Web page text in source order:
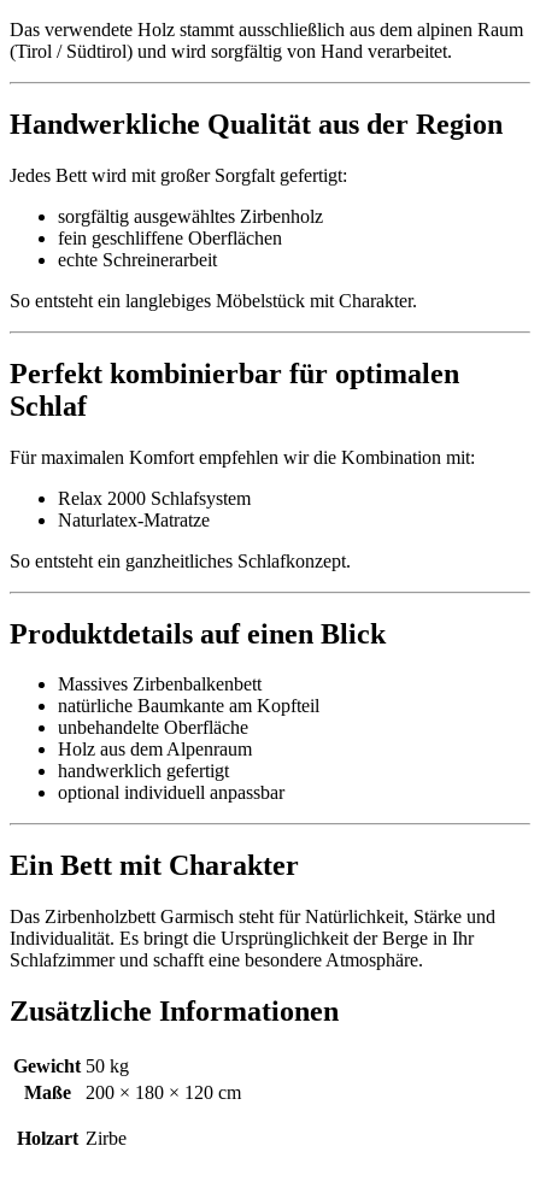
Das verwendete Holz stammt ausschließlich aus dem alpinen Raum
(Tirol / Südtirol) und wird sorgfältig von Hand verarbeitet.
Handwerkliche Qualität aus der Region
Jedes Bett wird mit großer Sorgfalt gefertigt:
sorgfältig ausgewähltes Zirbenholz
fein geschliffene Oberflächen
echte Schreinerarbeit
So entsteht ein langlebiges Möbelstück mit Charakter.
Perfekt kombinierbar für optimalen
Schlaf
Für maximalen Komfort empfehlen wir die Kombination mit:
Relax 2000 Schlafsystem
Naturlatex-Matratze
So entsteht ein ganzheitliches Schlafkonzept.
Produktdetails auf einen Blick
Massives Zirbenbalkenbett
natürliche Baumkante am Kopfteil
unbehandelte Oberfläche
Holz aus dem Alpenraum
handwerklich gefertigt
optional individuell anpassbar
Ein Bett mit Charakter
Das Zirbenholzbett Garmisch steht für Natürlichkeit, Stärke und
Individualität. Es bringt die Ursprünglichkeit der Berge in Ihr
Schlafzimmer und schafft eine besondere Atmosphäre.
Zusätzliche Informationen
Gewicht 50 kg
Maße
200 × 180 × 120 cm
Holzart Zirbe